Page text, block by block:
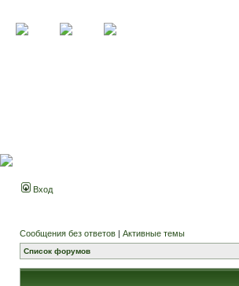
Вход
Сообщения без ответов | Активные темы
Список форумов